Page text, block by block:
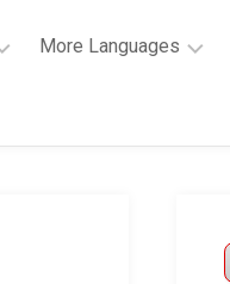
More Languages
French